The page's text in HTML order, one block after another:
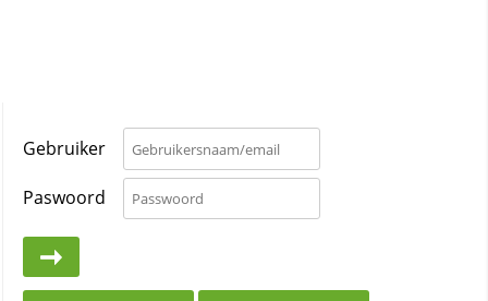
Gebruiker
Paswoord